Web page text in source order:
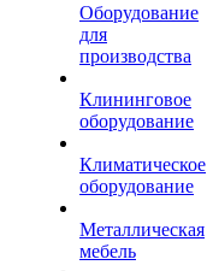
Оборудование
для
производства
Клининговое
оборудование
Климатическое
оборудование
Металлическая
мебель